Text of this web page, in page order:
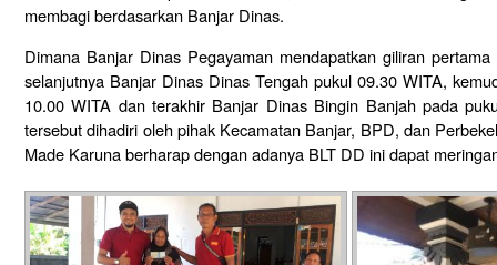
membagi berdasarkan Banjar Dinas.
Dimana Banjar Dinas Pegayaman mendapatkan giliran
selanjutnya Banjar Dinas Dinas Tengah pukul 09.30 WITA,
10.00 WITA dan terakhir Banjar Dinas Bingin Banjah pada
tersebut dihadiri oleh pihak Kecamatan Banjar, BPD, dan
Made Karuna berharap dengan adanya BLT DD ini dapat